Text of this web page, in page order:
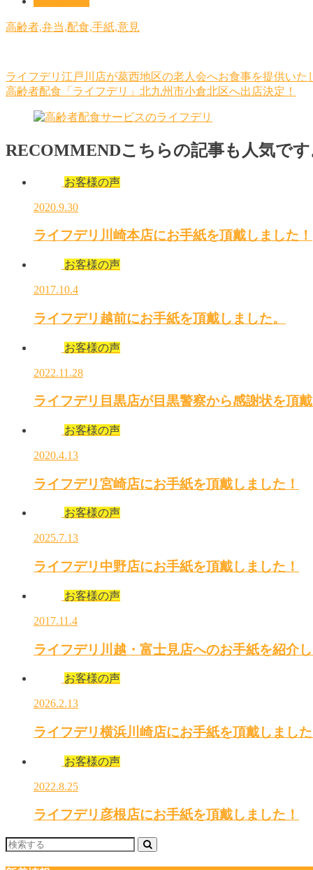
高齢者,弁当,配食,手紙,意見
ライフデリ江戸川店が葛西地区の老人会へお食事を提供いた
高齢者配食「ライフデリ」北九州市小倉北区へ出店決定！
RECOMMENDこちらの記事も人気です
お客様の声
2020.9.30
ライフデリ川崎本店にお手紙を頂戴しました！
お客様の声
2017.10.4
ライフデリ越前にお手紙を頂戴しました。
お客様の声
2022.11.28
ライフデリ目黒店が目黒警察から感謝状を頂
お客様の声
2020.4.13
ライフデリ宮崎店にお手紙を頂戴しました！
お客様の声
2025.7.13
ライフデリ中野店にお手紙を頂戴しました！
お客様の声
2017.11.4
ライフデリ川越・富士見店へのお手紙を紹介し
お客様の声
2026.2.13
ライフデリ横浜川崎店にお手紙を頂戴しました
お客様の声
2022.8.25
ライフデリ彦根店にお手紙を頂戴しました！